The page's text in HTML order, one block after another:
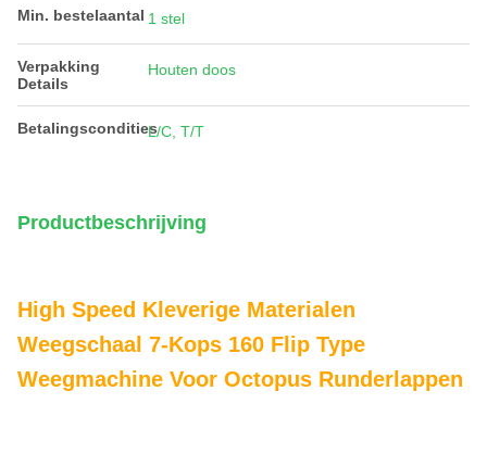
Min. bestelaantal 1 stel
Verpakking
Details
Houten doos
BetalingsconditiesL/C, T/T
Productbeschrijving
High Speed Kleverige Materialen
Weegschaal 7-Kops 160 Flip Type
Weegmachine Voor Octopus Runderlappen